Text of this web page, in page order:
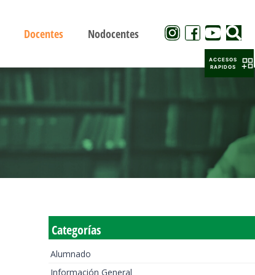
Docentes Nodocentes
Categorías
Alumnado
Información General
ACCESOS
RAPIDOS